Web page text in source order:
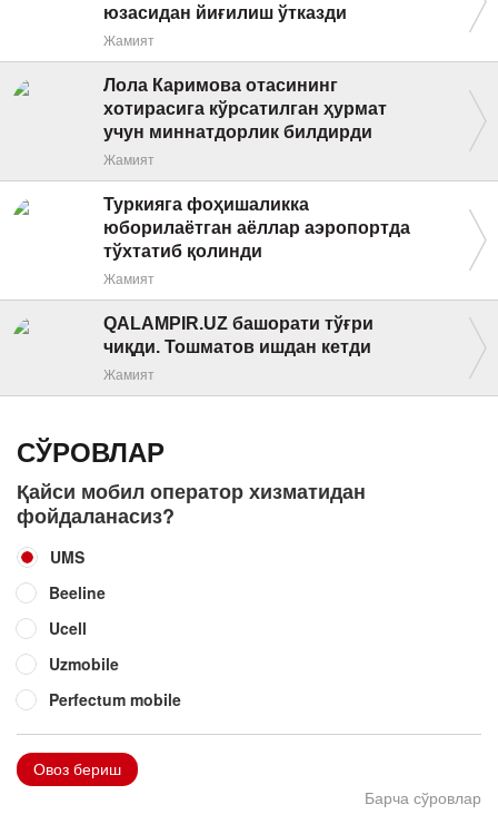
юзасидан йиғилиш ўтказди
Жамият
Лола Каримова отасининг
хотирасига кўрсатилган ҳурмат
учун миннатдорлик билдирди
Жамият
Туркияга фоҳишаликка
юборилаётган аёллар аэропортда
тўхтатиб қолинди
Жамият
QALAMPIR.UZ башорати тўғри
чиқди. Тошматов ишдан кетди
Жамият
СЎРОВЛАР
Қайси мобил оператор хизматидан
фойдаланасиз?
UMS
Beeline
Ucell
Uzmobile
Perfectum mobile
Овоз бериш
Барча сўровлар